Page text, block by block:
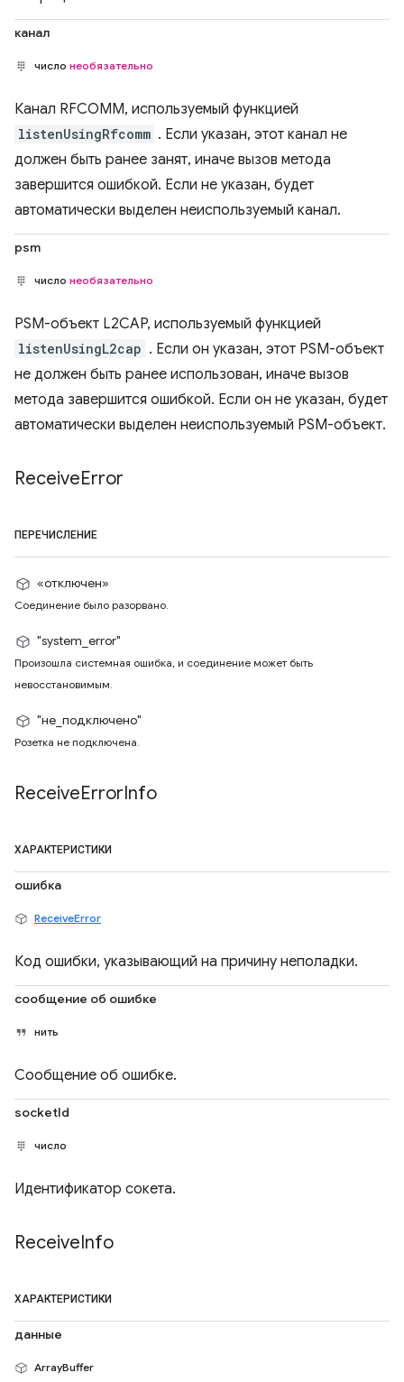
канал
число необязательно
Канал RFCOMM, используемый функцией
listenUsingRfcomm . Если указан, этот канал не
должен быть ранее занят, иначе вызов метода
завершится ошибкой. Если не указан, будет
автоматически выделен неиспользуемый канал.
psm
число необязательно
PSM-объект L2CAP, используемый функцией
listenUsingL2cap . Если он указан, этот PSM-объект
не должен быть ранее использован, иначе вызов
метода завершится ошибкой. Если он не указан, будет
автоматически выделен неиспользуемый PSM-объект.
ReceiveError
ПЕРЕЧИСЛЕНИЕ
«отключен»
Соединение было разорвано.
"system_error"
Произошла системная ошибка, и соединение может быть
невосстановимым.
"не_подключено"
Розетка не подключена.
ReceiveErrorInfo
ХАРАКТЕРИСТИКИ
ошибка
ReceiveError
Код ошибки, указывающий на причину неполадки.
сообщение об ошибке
нить
Сообщение об ошибке.
socketId
число
Идентификатор сокета.
ReceiveInfo
ХАРАКТЕРИСТИКИ
данные
ArrayBuffer